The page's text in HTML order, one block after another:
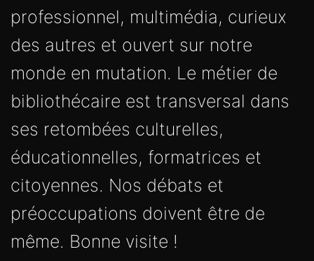
professionnel, multimédia, curieux
des autres et ouvert sur notre
monde en mutation. Le métier de
bibliothécaire est transversal dans
ses retombées culturelles,
éducationnelles, formatrices et
citoyennes. Nos débats et
préoccupations doivent être de
même. Bonne visite !